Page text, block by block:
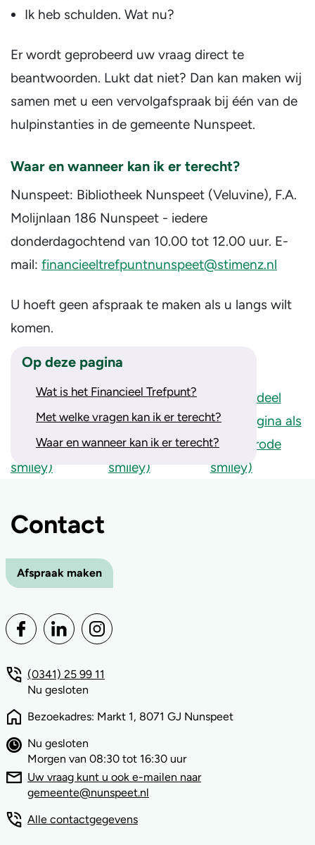
Ik heb schulden. Wat nu?
Er wordt geprobeerd uw vraag direct te
beantwoorden. Lukt dat niet? Dan kan maken wij
samen met u een vervolgafspraak bij één van de
hulpinstanties in de gemeente Nunspeet.
Waar en wanneer kan ik er terecht?
Nunspeet: Bibliotheek Nunspeet (Veluvine), F.A.
Molijnlaan 186 Nunspeet - iedere
donderdagochtend van 10.00 tot 12.00 uur. E-
mail: financieeltrefpuntnunspeet@stimenz.nl
U hoeft geen afspraak te maken als u langs wilt
komen.
Wat vindt u van onze website?
Op deze pagina
Wat is het Financieel Trefpunt?
Met welke vragen kan ik er terecht?
Waar en wanneer kan ik er terecht?
Contact
Afspraak maken
(0341) 25 99 11
Nu gesloten
Bezoekadres: Markt 1, 8071 GJ Nunspeet
Nu gesloten
Morgen van 08:30 tot 16:30 uur
Uw vraag kunt u ook e-mailen naar
gemeente@nunspeet.nl
Alle contactgegevens